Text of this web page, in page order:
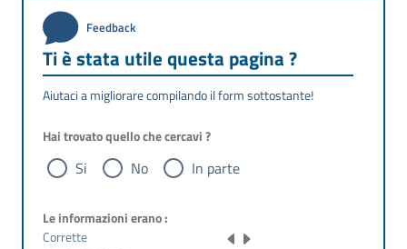
Feedback
Ti è stata utile questa pagina ?
Aiutaci a migliorare compilando il form sottostante!
Hai trovato quello che cercavi ?
Si No In parte
Le informazioni erano :
Corrette